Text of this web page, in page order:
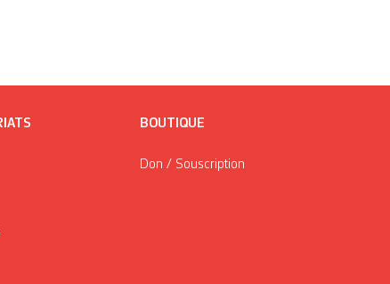
BOUTIQUE
Don / Souscription